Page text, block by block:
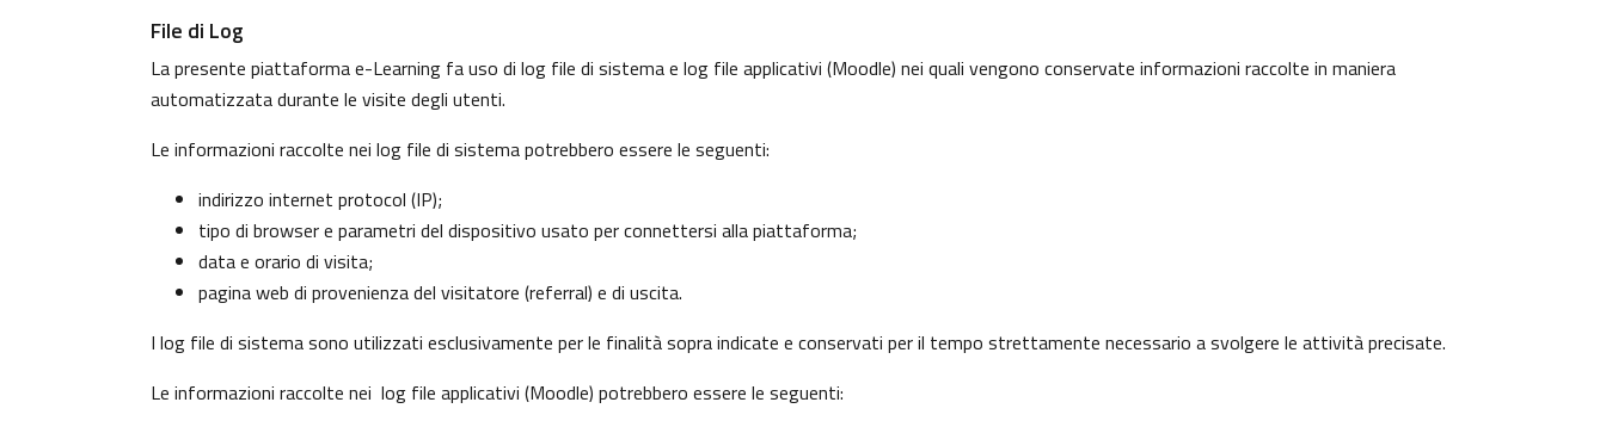
File di Log
La presente piattaforma e-Learning fa uso di log file di sistema e log file applicativi (Moodle) nei quali vengono conservate informazioni raccolte in maniera
automatizzata durante le visite degli utenti.
Le informazioni raccolte nei log file di sistema potrebbero essere le seguenti:
indirizzo internet protocol (IP);
tipo di browser e parametri del dispositivo usato per connettersi alla piattaforma;
data e orario di visita;
pagina web di provenienza del visitatore (referral) e di uscita.
I log file di sistema sono utilizzati esclusivamente per le finalità sopra indicate e conservati per il tempo strettamente necessario a svolgere le attività precisate.
Le informazioni raccolte nei log file applicativi (Moodle) potrebbero essere le seguenti: